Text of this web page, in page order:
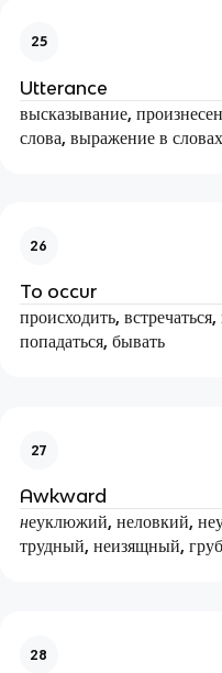
25
Utterance
высказывание,
слова, выражение в словах
26
To occur
происходить,
попадаться, бывать
27
Awkward
неуклюжий, неловкий,
трудный, неизящный,
28